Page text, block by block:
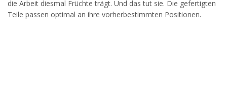
die Arbeit diesmal Früchte trägt. Und das tut sie. Die gefertigten
Teile passen optimal an ihre vorherbestimmten Positionen.